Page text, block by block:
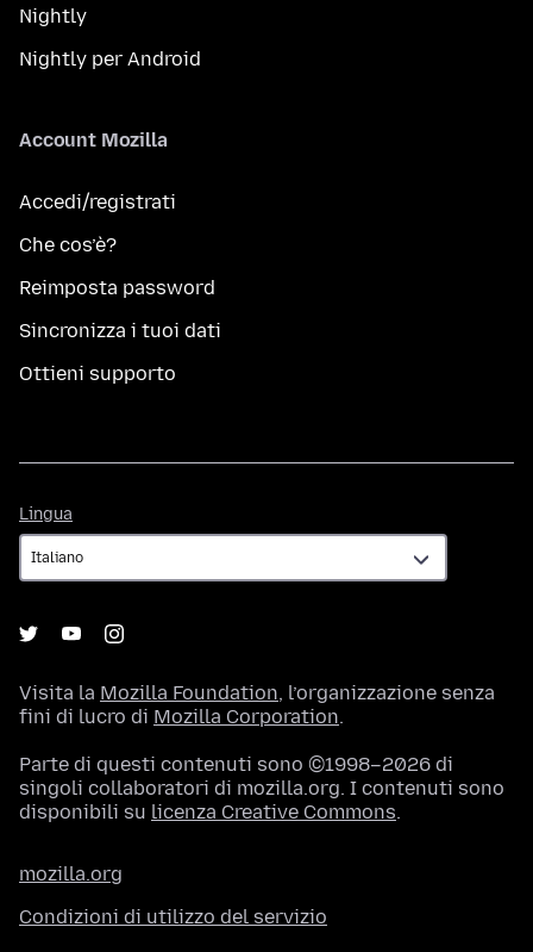
Nightly
Nightly per Android
Account Mozilla
Accedi/registrati
Che cos’è?
Reimposta password
Sincronizza i tuoi dati
Ottieni supporto
Lingua
Visita la Mozilla Foundation, l’organizzazione senza
fini di lucro di Mozilla Corporation.
Parte di questi contenuti sono ©1998–2026 di
singoli collaboratori di mozilla.org. I contenuti sono
disponibili su licenza Creative Commons.
mozilla.org
Condizioni di utilizzo del servizio